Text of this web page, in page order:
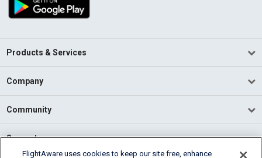
Products & Services
Company
Community
Support
FlightAware uses cookies to keep our site free, enhance